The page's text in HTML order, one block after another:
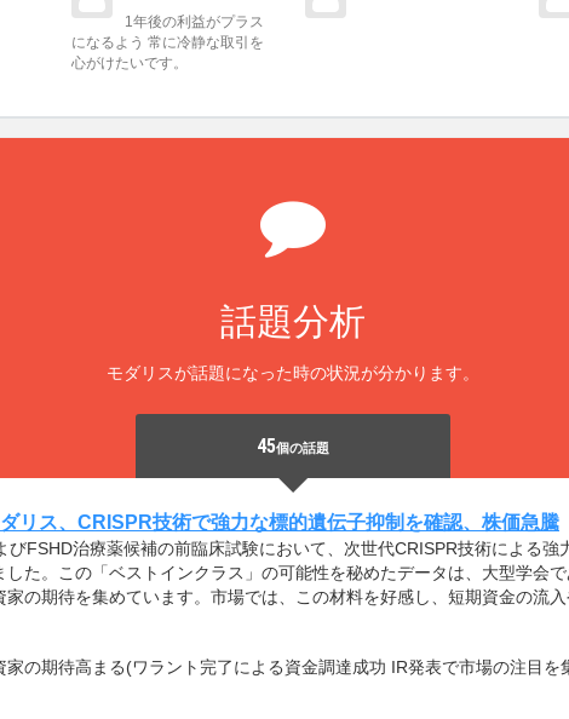
1年後の利益がプラス
になるよう 常に冷静な取引を
心がけたいです。
話題分析
モダリスが話題になった時の状況が分かります。
45個の話題
リス、CRISPR技術で強力な標的遺伝子抑制を確認、株価急騰
びFSHD治療薬候補の前臨床試験において、次世代CRISPR技術による強
した。この「ベストインクラス」の可能性を秘めたデータは、大型学会
の期待を集めています。市場では、この材料を好感し、短期資金の流入
家の期待高まる(ワラント完了による資金調達成功 IR発表で市場の注目を